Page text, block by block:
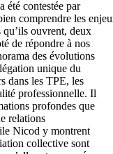
été contestée par
comprendre les
qu’ils ouvrent, deux
de répondre à nos
des évolutions
unique du
dans les TPE, les
professionnelle. Il
profondes que
relations
Nicod y montrent
collective sont